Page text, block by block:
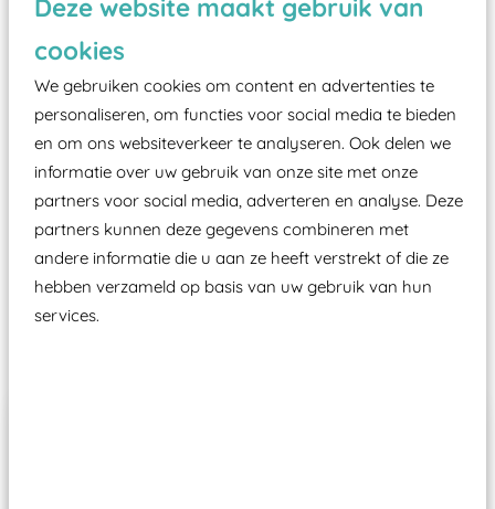
Deze website maakt gebruik van
cookies
We gebruiken cookies om content en advertenties te
personaliseren, om functies voor social media te bieden
en om ons websiteverkeer te analyseren. Ook delen we
informatie over uw gebruik van onze site met onze
partners voor social media, adverteren en analyse. Deze
partners kunnen deze gegevens combineren met
andere informatie die u aan ze heeft verstrekt of die ze
hebben verzameld op basis van uw gebruik van hun
services.
Elk speeltoestel in de openbare ruimte voorzien
moet zijn van een typekeuring, -plaatje en
certificering, uitgegeven door een Nederlands
aangewezen keuringsinstantie?
Wij ook speeltoestellen kunnen laten keuren zodat
ze toch binnen het Warenwetbesluit Attractie- en
Speeltoestellen vallen?